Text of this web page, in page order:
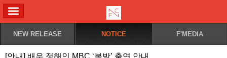
NEW RELEASE NOTICE F'MEDIA
[안내] 배우 정해인 MBC ‘봄밤’ 출연 안내